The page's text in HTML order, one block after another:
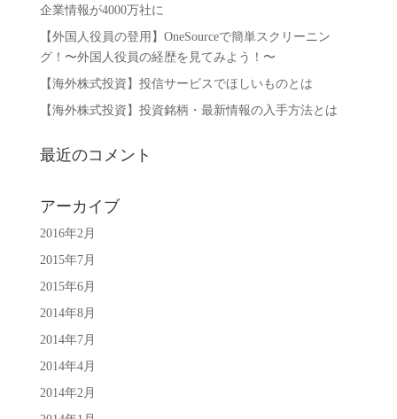
企業情報が4000万社に
【外国人役員の登用】OneSourceで簡単スクリーニン
グ！〜外国人役員の経歴を見てみよう！〜
【海外株式投資】投信サービスでほしいものとは
【海外株式投資】投資銘柄・最新情報の入手方法とは
最近のコメント
アーカイブ
2016年2月
2015年7月
2015年6月
2014年8月
2014年7月
2014年4月
2014年2月